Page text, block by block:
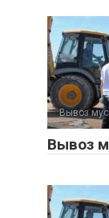
Вывоз
Вывоз